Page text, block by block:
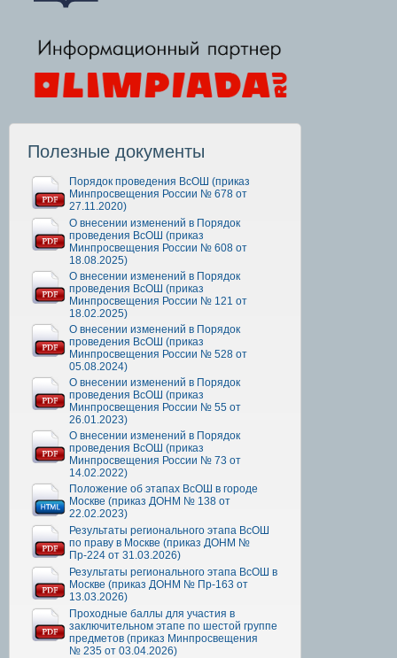
Полезные документы
Порядок проведения ВсОШ (приказ
Минпросвещения России № 678 от
27.11.2020)
О внесении изменений в Порядок
проведения ВсОШ (приказ
Минпросвещения России № 608 от
18.08.2025)
О внесении изменений в Порядок
проведения ВсОШ (приказ
Минпросвещения России № 121 от
18.02.2025)
О внесении изменений в Порядок
проведения ВсОШ (приказ
Минпросвещения России № 528 от
05.08.2024)
О внесении изменений в Порядок
проведения ВсОШ (приказ
Минпросвещения России № 55 от
26.01.2023)
О внесении изменений в Порядок
проведения ВсОШ (приказ
Минпросвещения России № 73 от
14.02.2022)
Положение об этапах ВсОШ в городе
Москве (приказ ДОНМ № 138 от
22.02.2023)
Результаты регионального этапа ВсОШ
по праву в Москве (приказ ДОНМ №
Пр-224 от 31.03.2026)
Результаты регионального этапа ВсОШ в
Москве (приказ ДОНМ № Пр-163 от
13.03.2026)
Проходные баллы для участия в
заключительном этапе по шестой группе
предметов (приказ Минпросвещения
№ 235 от 03.04.2026)